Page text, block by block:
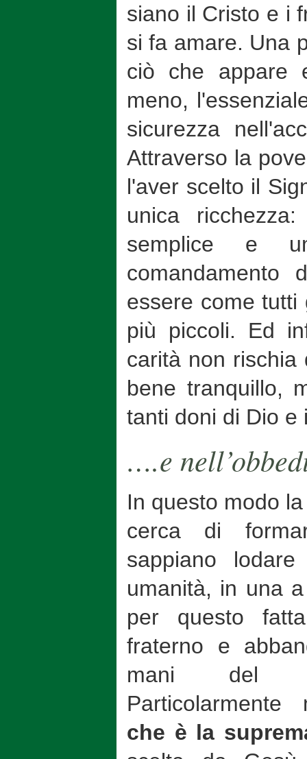
siano il Cristo e i
si fa amare. Una
ciò che appare
meno,
sicurezza
Attraverso la
l'aver scelto il
unica
semplice e
essere come tutti
più piccoli. Ed
carità non rischia
bene tranquillo,
tanti doni di Dio e
….e
In questo modo
cerca di
sappiano
umanità, in una
per questo
fraterno e
mani del
Particolarmente
che è la